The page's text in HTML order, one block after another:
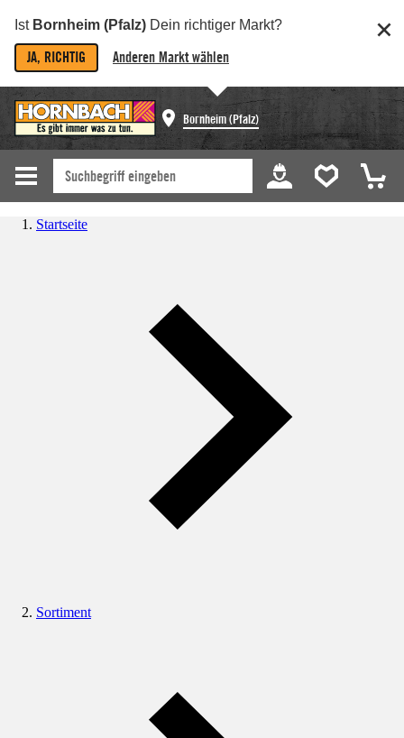
Ist Bornheim (Pfalz) Dein richtiger Markt?
JA, RICHTIG Anderen Markt wählen
Bornheim (Pfalz)
Startseite
Sortiment